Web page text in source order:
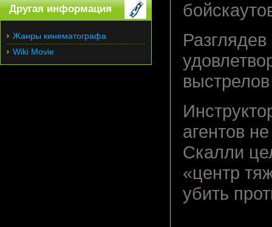
агентов
Скалли
«центр
убить
Другая информация
Жанры кинематографа
Wiki Movie